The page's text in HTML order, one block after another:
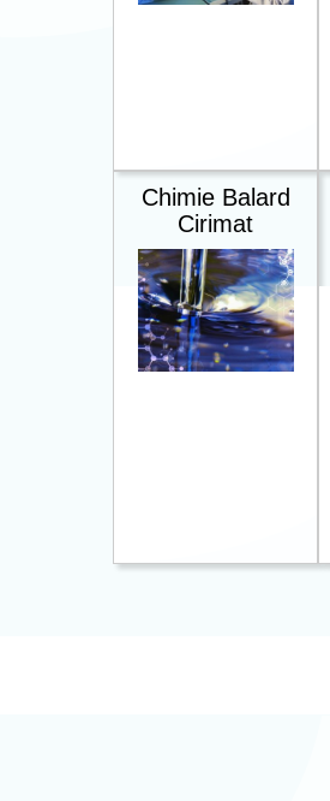
Chimie Balard
Cirimat